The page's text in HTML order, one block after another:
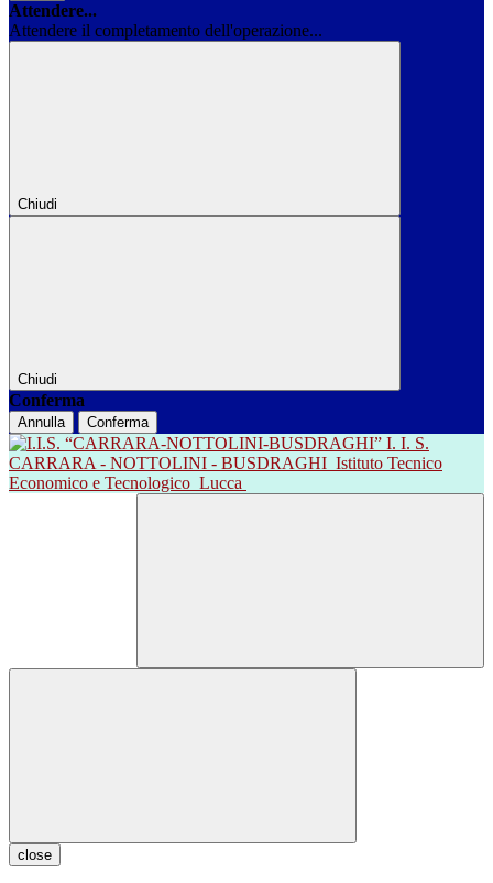
Attendere...
Attendere il completamento dell'operazione...
Chiudi
Chiudi
Conferma
Annulla Conferma
I. I. S.
CARRARA - NOTTOLINI - BUSDRAGHI Istituto Tecnico
Economico e Tecnologico Lucca
close